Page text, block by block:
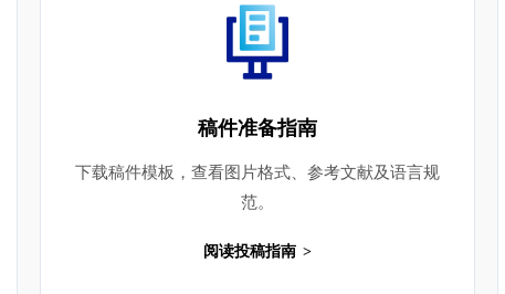
稿件准备指南
下载稿件模板，查看图片格式、参考文献及语言规
范。
阅读投稿指南